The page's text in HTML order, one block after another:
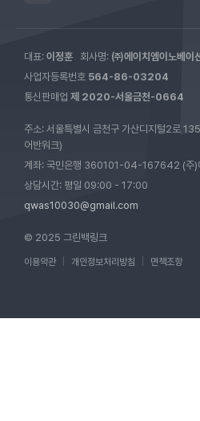
대표: 이정훈 회사명: ㈜에이치엠이노베이
사업자등록번호 564-86-03204
통신판매업 제 2020-서울금천-0664
주소: 서울특별시 금천구 가산디지털2로
어반워크)
계좌: 국민은행 360101-04-167642 (주)
상담시간: 평일 09:00 - 17:00
qwas10030@gmail.com
© 2025 그린백링크
이용약관 개인정보처리방침 면책조항